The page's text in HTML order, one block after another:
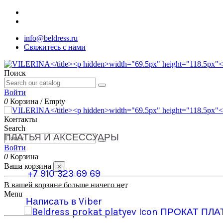
info@beldress.ru
Свяжитесь с нами
Поиск
Войти
0 Корзина /Empty
Контакты
ПЛАТЬЯ И АКСЕССУАРЫ
+7 910 323 69 69
Написать в Viber
Search
Войти
0 Корзина
Ваша корзина
×
В вашей корзине больше ничего нет
Menu
ПРОКАТ